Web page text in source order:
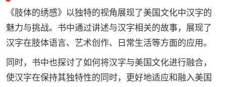
《肢体的绣感》以独特的视角展现了美国文化中汉字的
魅力与挑战。书中通过讲述与汉字相关的故事，展现了
汉字在肢体语言、艺术创作、日常生活等方面的应用。
同时，书中也探讨了如何将汉字与美国文化进行融合，
使汉字在保持其独特性的同时，更好地适应和融入美国